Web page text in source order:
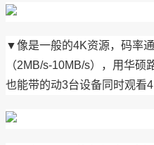
▼像是一般的4K资源，码率
（2MB/s-10MB/s），用华
也能带的动3台设备同时观看